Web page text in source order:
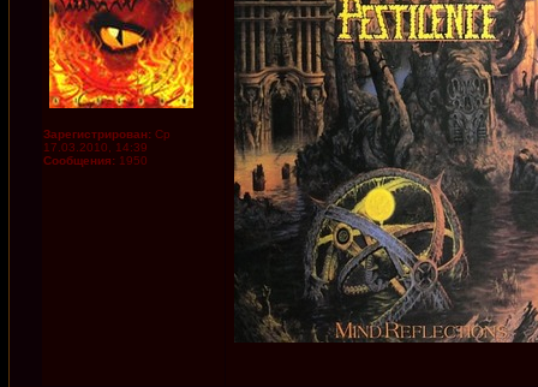
Зарегистрирован: Ср
17.03.2010, 14:39
Сообщения: 1950